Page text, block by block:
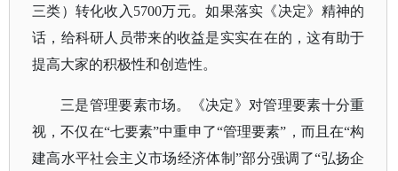
三类）转化收入5700万元。如果落实《决定》精神的
话，给科研人员带来的收益是实实在在的，这有助于
提高大家的积极性和创造性。
三是管理要素市场。《决定》对管理要素十分重
视，不仅在“七要素”中重申了“管理要素”，而且在“构
建高水平社会主义市场经济体制”部分强调了“弘扬企